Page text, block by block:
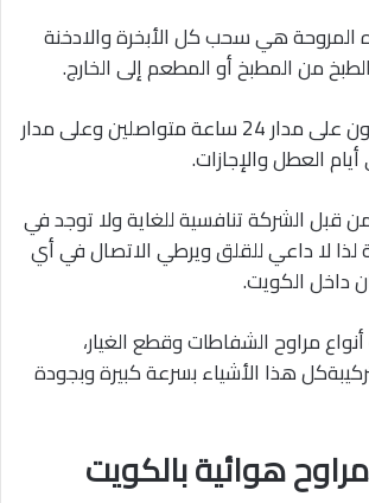
هي سحب كل الأبخرة والادخنة
من المطبخ أو المطعم إلى الخارج.
العمل بالشركة يكون على مدار 24 ساعة متواصلين وعلى مدار
العطل والإجازات.
قبل الشركة تنافسية للغاية ولا توجد في
لذا لا داعي للقلق ويرطي الاتصال في أي
الكويت.
مراوح الشفاطات وقطع الغيار،
هذا الأشياء بسرعة كبيرة وبجودة
هوائية بالكويت